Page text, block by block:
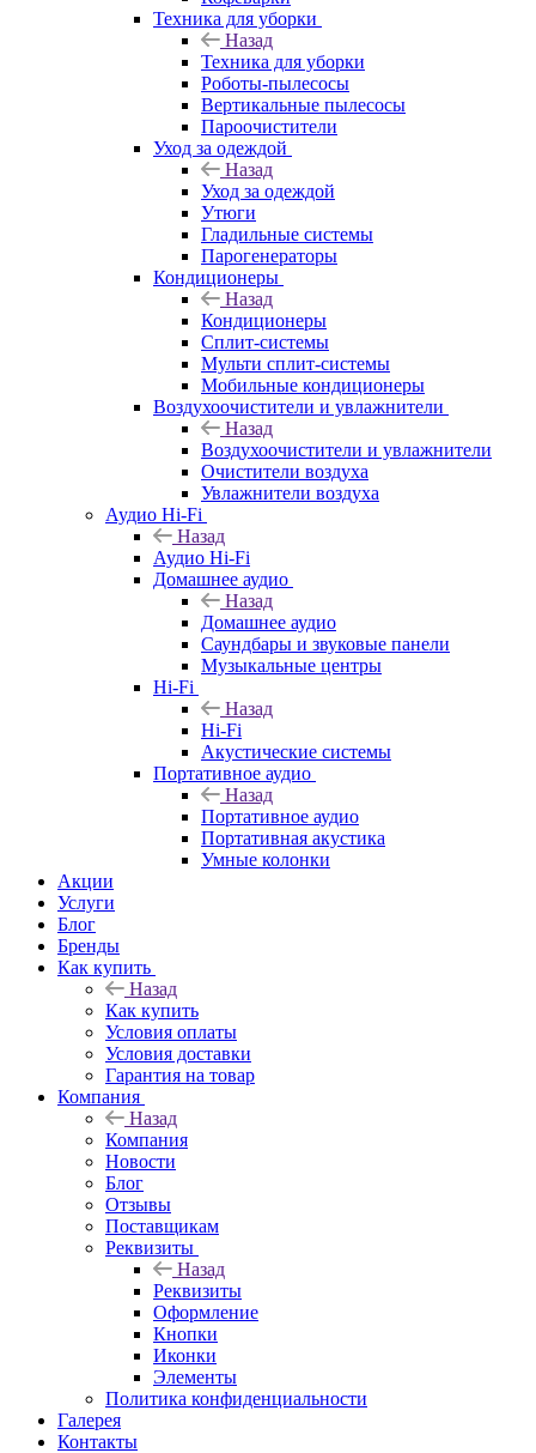
Техника для уборки
Назад
Техника для уборки
Роботы-пылесосы
Вертикальные пылесосы
Пароочистители
Уход за одеждой
Назад
Уход за одеждой
Утюги
Гладильные системы
Парогенераторы
Кондиционеры
Назад
Кондиционеры
Сплит-системы
Мульти сплит-системы
Мобильные кондиционеры
Воздухоочистители и увлажнители
Назад
Воздухоочистители и увлажнители
Очистители воздуха
Увлажнители воздуха
Аудио Hi-Fi
Назад
Аудио Hi-Fi
Домашнее аудио
Назад
Домашнее аудио
Саундбары и звуковые панели
Музыкальные центры
Hi-Fi
Назад
Hi-Fi
Акустические системы
Портативное аудио
Назад
Портативное аудио
Портативная акустика
Умные колонки
Акции
Услуги
Блог
Бренды
Как купить
Назад
Как купить
Условия оплаты
Условия доставки
Гарантия на товар
Компания
Назад
Компания
Новости
Блог
Отзывы
Поставщикам
Реквизиты
Назад
Реквизиты
Оформление
Кнопки
Иконки
Элементы
Политика конфиденциальности
Галерея
Контакты